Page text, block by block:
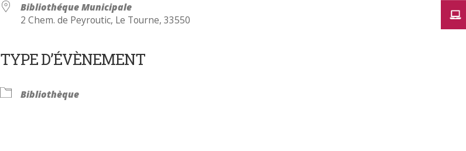
Bibliothéque Municipale
2 Chem. de Peyroutic, Le Tourne, 33550
TYPE D’ÉVÈNEMENT
Bibliothèque